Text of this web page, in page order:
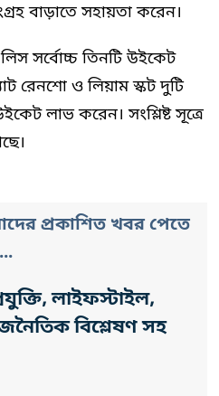
বাড়াতে সহায়তা করেন।
সর্বোচ্চ তিনটি উইকেট
রেনশো ও লিয়াম স্কট দুটি
লাভ করেন। সংশ্লিষ্ট সূত্রে
প্রকাশিত খবর পেতে
লাইফস্টাইল,
বিশ্লেষণ সহ